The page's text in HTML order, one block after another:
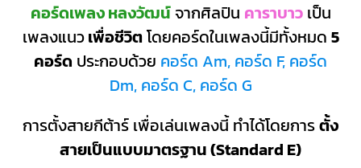
คอร์ดเพลง หลงวัฒน์จากศิลปิน คาราบาวเป็น
เพลงแนวเพื่อชีวิตโดยคอร์ดในเพลงนี้มีทั้งหมด 5
คอร์ด ประกอบด้วย คอร์ด Am, คอร์ด F, คอร์ด
Dm, คอร์ด C, คอร์ด G
การตั้งสายกีต้าร์ เพื่อเล่นเพลงนี้ ทำได้โดยการตั้ง
สายเป็นแบบมาตรฐาน (Standard E)